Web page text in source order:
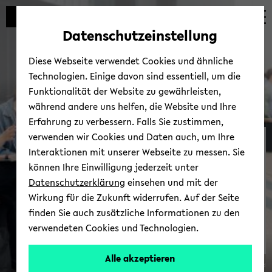
Automatische
vermeiden
zum
wechseln
zum
wechseln
zum
wechseln
NEOLAiA an der
Universität­ Bielefeld
© Uni­ver­si­tät Bie­le­feld
Datenschutzeinstellung
Diese Webseite verwendet Cookies und ähnliche
Technologien. Einige davon sind essentiell, um die
Funktionalität der Website zu gewährleisten,
während andere uns helfen, die Website und Ihre
Erfahrung zu verbessern. Falls Sie zustimmen,
verwenden wir Cookies und Daten auch, um Ihre
Interaktionen mit unserer Webseite zu messen. Sie
können Ihre Einwilligung jederzeit unter
Datenschutzerklärung einsehen und mit der
Wirkung für die Zukunft widerrufen. Auf der Seite
finden Sie auch zusätzliche Informationen zu den
verwendeten Cookies und Technologien.
Alle akzeptieren